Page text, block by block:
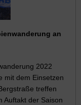
an
2022
mit dem Einsetzen
treffen
Auftakt der Saison